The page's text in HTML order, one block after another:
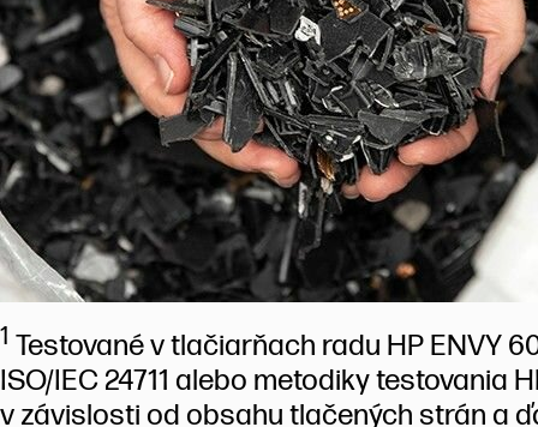
1 Testované v tlačiarňach radu HP ENVY
ISO/IEC 24711 alebo metodiky
v závislosti od obsahu tlačených strán a